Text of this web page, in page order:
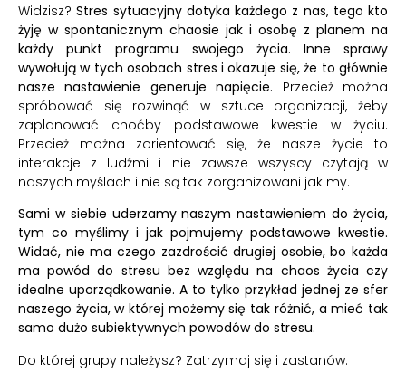
Widzisz?Stres sytuacyjny dotyka każdego z nas, tego kto
żyję w spontanicznym chaosie jak i osobę z planem na
każdy punkt programu swojego życia. Inne sprawy
wywołują w tych osobach stres i okazuje się, że to głównie
nasze nastawienie generuje napięcie. Przecież można
spróbować się rozwinąć w sztuce organizacji, żeby
zaplanować choćby podstawowe kwestie w życiu.
Przecież można zorientować się, że nasze życie to
interakcje z ludźmi i nie zawsze wszyscy czytają w
naszych myślach i nie są tak zorganizowani jak my.
Sami w siebie uderzamy naszym nastawieniem do życia,
tym co myślimy i jak pojmujemy podstawowe kwestie.
Widać, nie ma czego zazdrościć drugiej osobie, bo każda
ma powód do stresu bez względu na chaos życia czy
idealne uporządkowanie. A to tylko przykład jednej ze sfer
naszego życia, w której możemy się tak różnić, a mieć tak
samo dużo subiektywnych powodów do stresu.
Do której grupy należysz? Zatrzymaj się i zastanów.